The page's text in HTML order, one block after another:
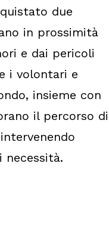
due
in prossimità
e dai pericoli
i volontari e
insieme con
il percorso di
necessità.